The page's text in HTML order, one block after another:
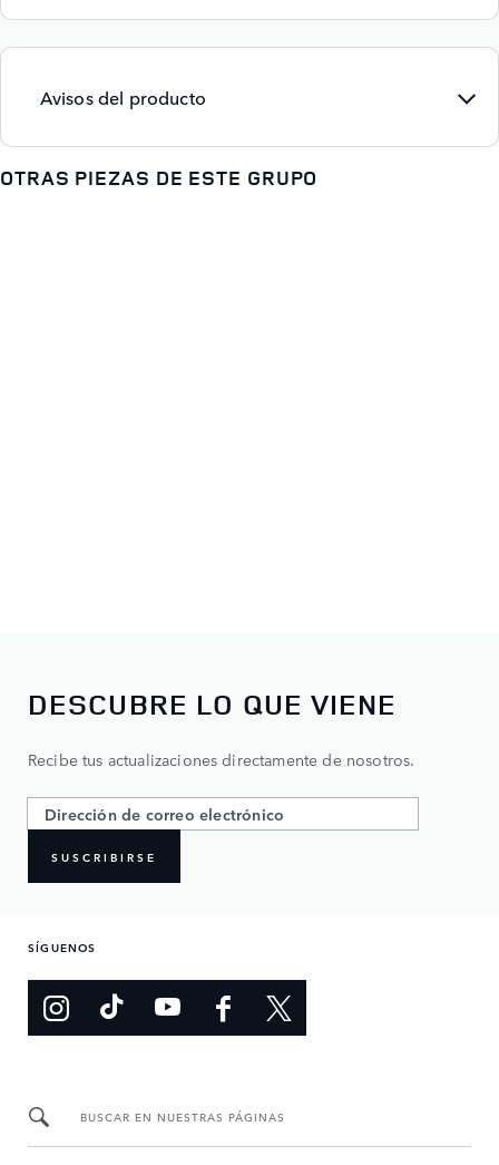
Avisos del producto
OTRAS PIEZAS DE ESTE GRUPO
DESCUBRE LO QUE VIENE
Recibe tus actualizaciones directamente de nosotros.
SUSCRIBIRSE
SÍGUENOS
BUSCAR EN NUESTRAS PÁGINAS